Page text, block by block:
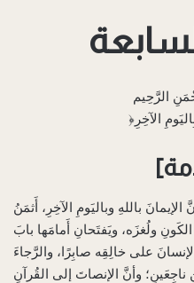
الرَّحِيم
باللهِ وباليَومِ الآخِرِ، أَثمَنُ
ولُغزَه، ويَفتَحانِ أَمامَها بابَ
على خالِقِه صابِرًا، والرَّجاءَ
ناجِعَينِ؛ وأنَّ الإنصاتَ إلى القُرآنِ